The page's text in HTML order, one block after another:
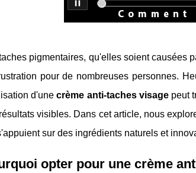
pigmentaires, qu'elles soient causées
pour de nombreuses personnes.
d'unecrème anti-taches visagepeut
visibles. Dans cet article, nous
sur des ingrédients naturels et
opter pour une crème